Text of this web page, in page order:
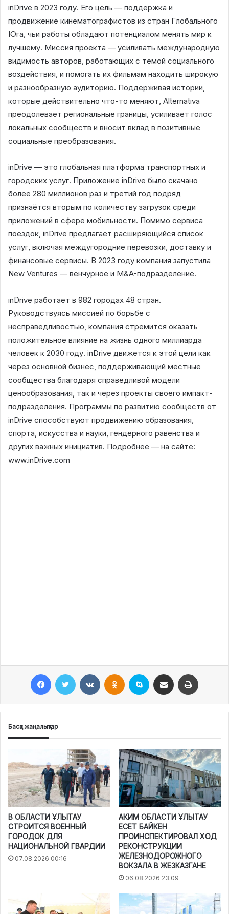
inDrive в 2023 году. Его цель — поддержка и
продвижение кинематографистов из стран Глобального
Юга, чьи работы обладают потенциалом менять мир к
лучшему. Миссия проекта — усиливать международную
видимость авторов, работающих с темой социального
воздействия, и помогать их фильмам находить широкую
и разнообразную аудиторию. Поддерживая истории,
которые действительно что-то меняют, Alternativa
преодолевает региональные границы, усиливает голос
локальных сообществ и вносит вклад в позитивные
социальные преобразования.
inDrive — это глобальная платформа транспортных и
городских услуг. Приложение inDrive было скачано
более 280 миллионов раз и третий год подряд
признаётся вторым по количеству загрузок среди
приложений в сфере мобильности. Помимо сервиса
поездок, inDrive предлагает расширяющийся список
услуг, включая междугородние перевозки, доставку и
финансовые сервисы. В 2023 году компания запустила
New Ventures — венчурное и M&A-подразделение.
inDrive работает в 982 городах 48 стран.
Руководствуясь миссией по борьбе с
несправедливостью, компания стремится оказать
положительное влияние на жизнь одного миллиарда
человек к 2030 году. inDrive движется к этой цели как
через основной бизнес, поддерживающий местные
сообщества благодаря справедливой модели
ценообразования, так и через проекты своего импакт-
подразделения. Программы по развитию сообществ от
inDrive способствуют продвижению образования,
спорта, искусства и науки, гендерного равенства и
других важных инициатив. Подробнее — на сайте:
www.inDrive.com
Басқа жаңалықтар
В ОБЛАСТИ ҰЛЫТАУ
СТРОИТСЯ ВОЕННЫЙ
ГОРОДОК ДЛЯ
НАЦИОНАЛЬНОЙ ГВАРДИИ
07.08.2026 00:16
АКИМ ОБЛАСТИ ҰЛЫТАУ
ЕСЕТ БАЙКЕН
ПРОИНСПЕКТИРОВАЛ ХОД
РЕКОНСТРУКЦИИ
ЖЕЛЕЗНОДОРОЖНОГО
ВОКЗАЛА В ЖЕЗКАЗГАНЕ
06.08.2026 23:09